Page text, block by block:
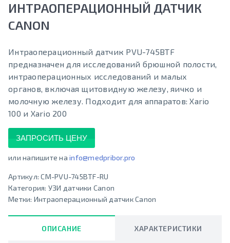
ИНТРАОПЕРАЦИОННЫЙ ДАТЧИК
CANON
Интраоперационный датчик PVU-745ВТF
предназначен для исследований брюшной полости,
интраоперационных исследований и малых
органов, включая щитовидную железу, яичко и
молочную железу. Подходит для аппаратов: Xario
100 и Xario 200
ЗАПРОСИТЬ ЦЕНУ
или напишите на info@medpribor.pro
Артикул:CM-PVU-745ВТF-RU
Категория: УЗИ датчики Canon
Метки: Интраоперационный датчик Canon
ОПИСАНИЕ ХАРАКТЕРИСТИКИ